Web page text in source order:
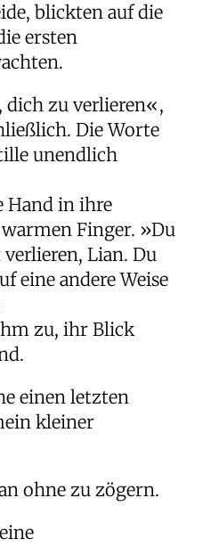
blickten auf die
ersten
dich zu verlieren«,
Die Worte
unendlich
Hand in ihre
Finger. »Du
Lian. Du
eine andere Weise
zu, ihr Blick
einen letzten
kleiner
ohne zu zögern.